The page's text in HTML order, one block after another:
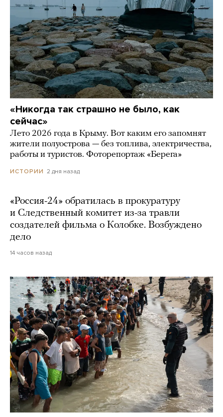
«Никогда так страшно не было, как
сейчас»
Лето 2026 года в Крыму. Вот каким его запомнят
жители полуострова — без топлива, электричества,
работы и туристов. Фоторепортаж «Берега»
ИСТОРИИ 2 дня назад
«Россия-24» обратилась в прокуратуру
и Следственный комитет из-за травли
создателей фильма о Колобке. Возбуждено
дело
14 часов назад